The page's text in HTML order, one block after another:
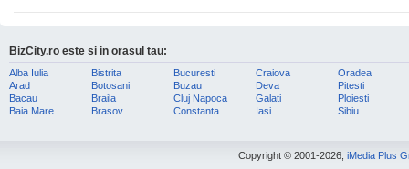
BizCity.ro este si in orasul tau:
Alba Iulia
Arad
Bacau
Baia Mare
Bistrita
Botosani
Braila
Brasov
Bucuresti
Buzau
Cluj Napoca
Constanta
Craiova
Deva
Galati
Iasi
Oradea
Pitesti
Ploiesti
Sibiu
Copyright © 2001-2026, iMedia Plus